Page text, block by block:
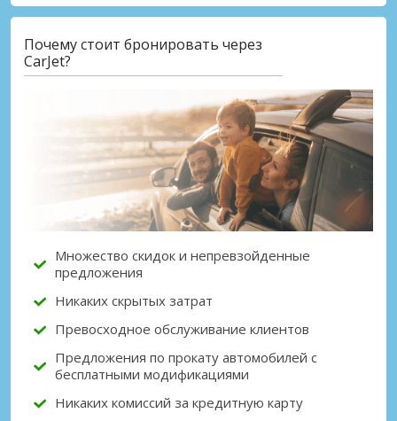
Получите доступ к эксклюзивным
предложениям партнёров
Войти с помощью eLink
Почему стоит бронировать через
CarJet?
Множество скидок и непревзойденные
предложения
Никаких скрытых затрат
Превосходное обслуживание клиентов
Предложения по прокату автомобилей с
бесплатными модификациями
Никаких комиссий за кредитную карту